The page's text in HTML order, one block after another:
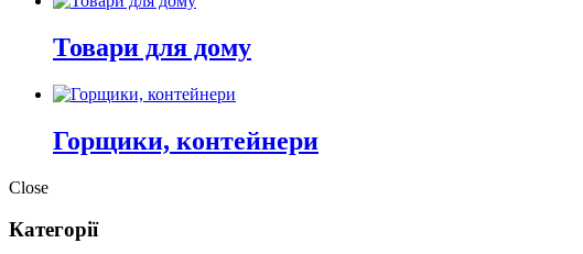
Товари для дому
Горщики, контейнери
Close
Категорії